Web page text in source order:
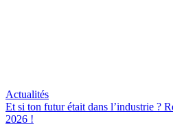
Actualités
Et si ton futur était dans l’industrie ?
2026 !